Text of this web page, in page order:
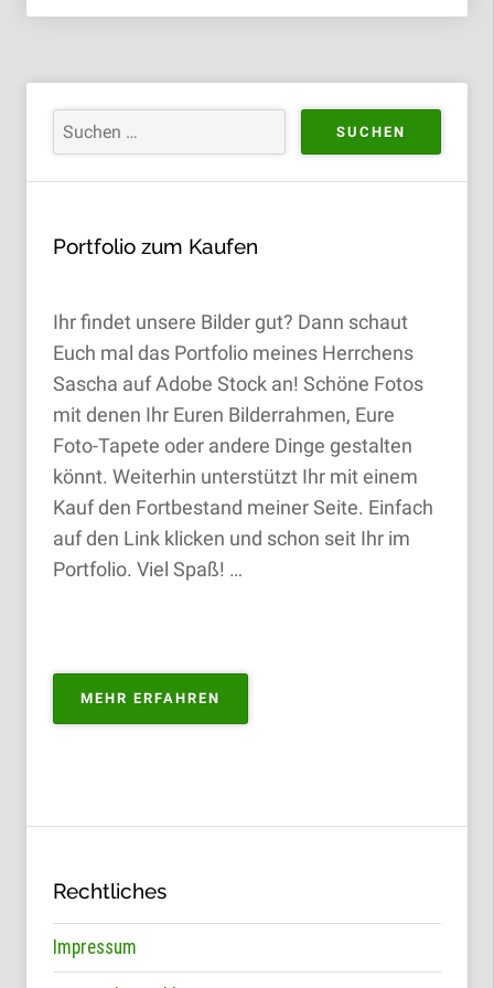
Portfolio zum Kaufen
Ihr findet unsere Bilder gut? Dann schaut
Euch mal das Portfolio meines Herrchens
Sascha auf Adobe Stock an! Schöne Fotos
mit denen Ihr Euren Bilderrahmen, Eure
Foto-Tapete oder andere Dinge gestalten
könnt. Weiterhin unterstützt Ihr mit einem
Kauf den Fortbestand meiner Seite. Einfach
auf den Link klicken und schon seit Ihr im
Portfolio. Viel Spaß! …
MEHR ERFAHREN
ZUM
Rechtliches
Impressum